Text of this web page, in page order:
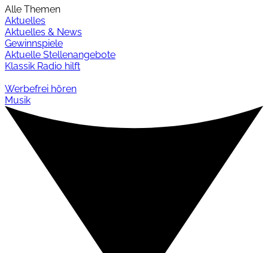
Alle Themen
Aktuelles
Aktuelles & News
Gewinnspiele
Aktuelle Stellenangebote
Klassik Radio hilft
Werbefrei hören
Musik